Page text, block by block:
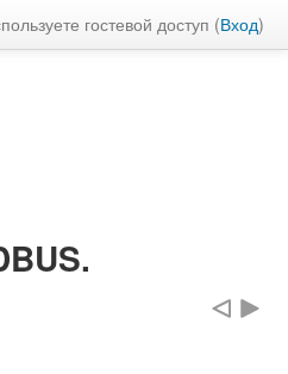
гостевой доступ (Вход)